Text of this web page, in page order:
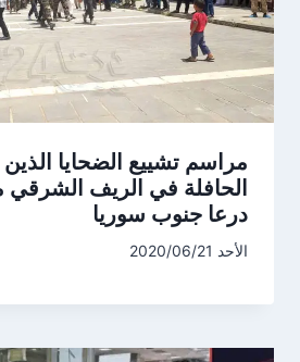
مراسم تشييع الضحايا الذين
الحافلة في الريف
درعا جنوب سوريا
الأحد 2020/06/21